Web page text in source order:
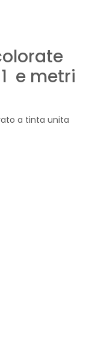
e metri
a tinta unita